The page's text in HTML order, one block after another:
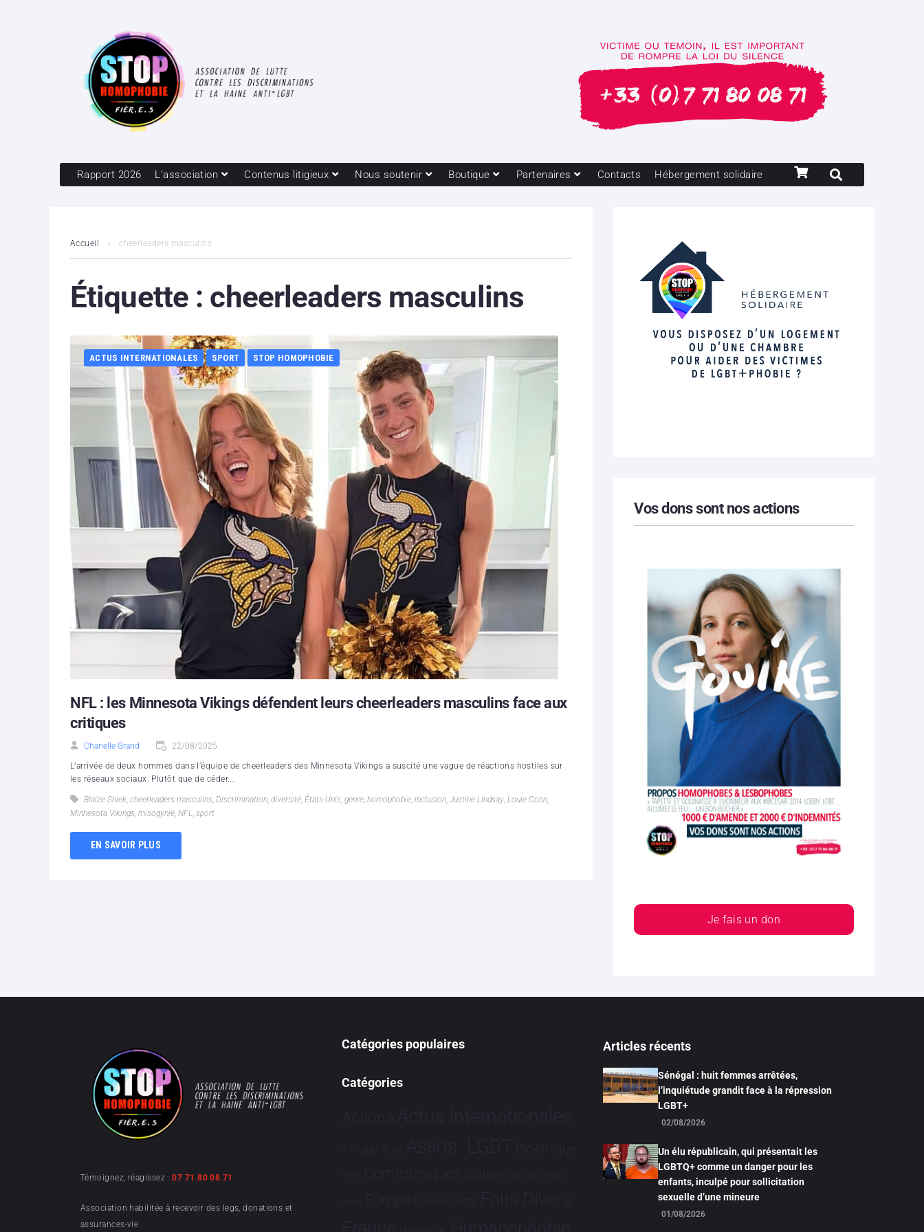
Rapport 2026 L’association Contenus litigieux Nous soutenir Boutique Partenaires Contacts Hébergement solidaire
Accueil cheerleaders masculins
Étiquette : cheerleaders masculins
ACTUS INTERNATIONALES SPORT STOP HOMOPHOBIE
NFL : les Minnesota Vikings défendent leurs cheerleaders masculins face aux
critiques
Chanelle Grand 22/08/2025
L’arrivée de deux hommes dans l’équipe de cheerleaders des Minnesota Vikings a suscité une vague de réactions hostiles sur
les réseaux sociaux. Plutôt que de céder...
Blaize Shiek, cheerleaders masculins, Discrimination, diversité, États-Unis, genre, homophobie, inclusion, Justine Lindsay, Louie Conn,
Minnesota Vikings, misogynie, NFL, sport
EN SAVOIR PLUS
Vos dons sont nos actions
Je fais un don
Témoignez, réagissez :07 71 80 08 71
Association habilitée à recevoir des legs, donations et
assurances-vie
Catégories populaires
Catégories
Actions Actus Internationales
Afrique Asie Assos. LGBT Bioéthique
Brève Communiqués Culture Dialogues France-
Brésil Europe Evénements Faits Divers
Humanophobie
Articles récents
Sénégal : huit femmes arrêtées,
l’inquiétude grandit face à la répression
LGBT+
02/08/2026
Un élu républicain, qui présentait les
LGBTQ+ comme un danger pour les
enfants, inculpé pour sollicitation
sexuelle d’une mineure
01/08/2026